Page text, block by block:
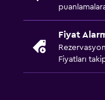
Fiyat
Fiyatları